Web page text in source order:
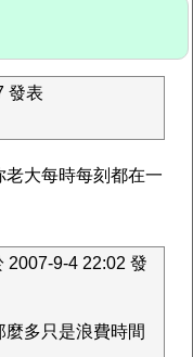
發表
大每時每刻都在一
2007-9-4 22:02 發
多只是浪費時間